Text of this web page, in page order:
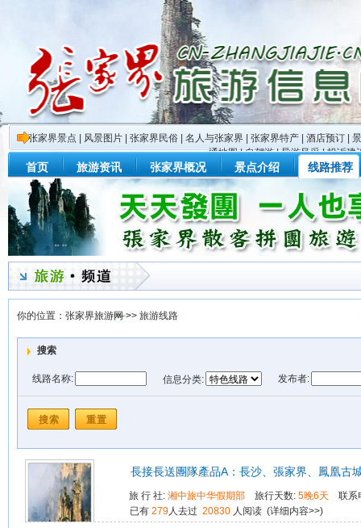
张家界景点 风景图片 张家界民俗 名人与张家界 张家界特产 酒店预订
通地图|自驾游|导游风采|投诉建
首页 旅游资讯 张家界概况 景点介绍 线路推荐
你的位置： 张家界旅游网>> 旅游线路
搜索
线路名称: 信息分类: 发布者:
長接長送團隊產品A：長沙、張家界、鳳凰古
旅 行 社:湘中旅中华假期部 旅行天数:5晚6天
联
已有279人去过20830 人阅读 (详细内容>>)